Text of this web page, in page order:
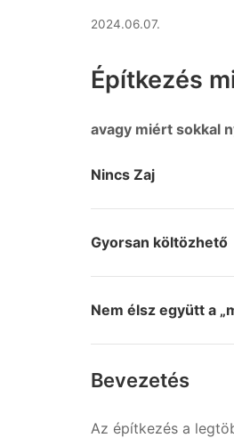
2024.06.07.
Építkezés
avagy miért sokkal
Nincs Zaj
Gyorsan költözhető
Nem élsz együtt a
Bevezetés
Az építkezés a